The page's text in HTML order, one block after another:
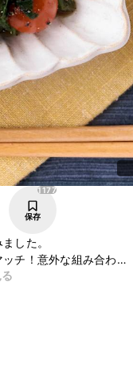
1177
保存
した。
チ！意外な組み合わせ